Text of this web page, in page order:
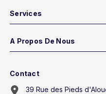
Services
A Propos De Nous
Contact
39 Rue des Pieds